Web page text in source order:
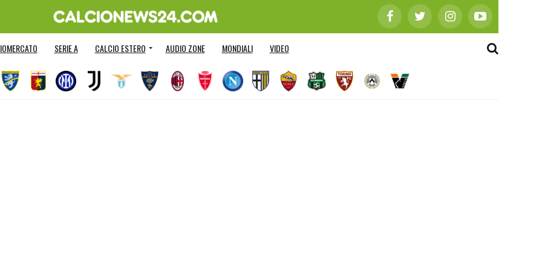
SERIE A CALCIO ESTERO AUDIO ZONE MONDIALI VIDEO